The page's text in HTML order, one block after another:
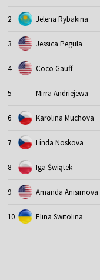
2 Jelena Rybakina
3 Jessica Pegula
4 Coco Gauff
5 Mirra Andriejewa
6 Karolina Muchova
7 Linda Noskova
8 Iga Świątek
9 Amanda Anisimova
10 Elina Switolina